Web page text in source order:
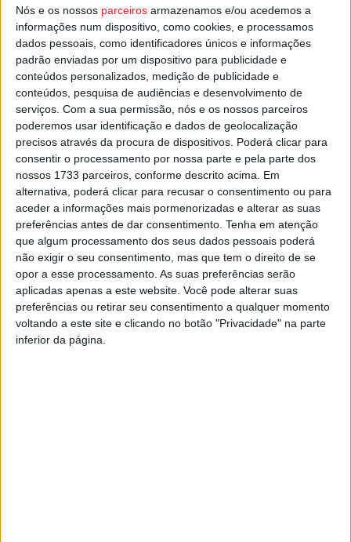
Nós e os nossos parceiros armazenamos e/ou acedemos a
informações num dispositivo, como cookies, e processamos
dados pessoais, como identificadores únicos e informações
padrão enviadas por um dispositivo para publicidade e
conteúdos personalizados, medição de publicidade e
conteúdos, pesquisa de audiências e desenvolvimento de
serviços. Com a sua permissão, nós e os nossos parceiros
poderemos usar identificação e dados de geolocalização
precisos através da procura de dispositivos. Poderá clicar para
consentir o processamento por nossa parte e pela parte dos
nossos 1733 parceiros, conforme descrito acima. Em
alternativa, poderá clicar para recusar o consentimento ou para
aceder a informações mais pormenorizadas e alterar as suas
preferências antes de dar consentimento. Tenha em atenção
que algum processamento dos seus dados pessoais poderá
não exigir o seu consentimento, mas que tem o direito de se
opor a esse processamento. As suas preferências serão
aplicadas apenas a este website. Você pode alterar suas
preferências ou retirar seu consentimento a qualquer momento
voltando a este site e clicando no botão "Privacidade" na parte
inferior da página.
classificação, ainda sem qualquer ponto somado, e na
próxima jornada vai jogar no recinto do Futsal Campo.
Esta e outras notícias para ouvir na Estação Diária – 96.8
FM ou em www.968.fm
Pub
TAGS Futsal Feminino Futsal Lamego Viseu Viseu 2001
Artigo anterior